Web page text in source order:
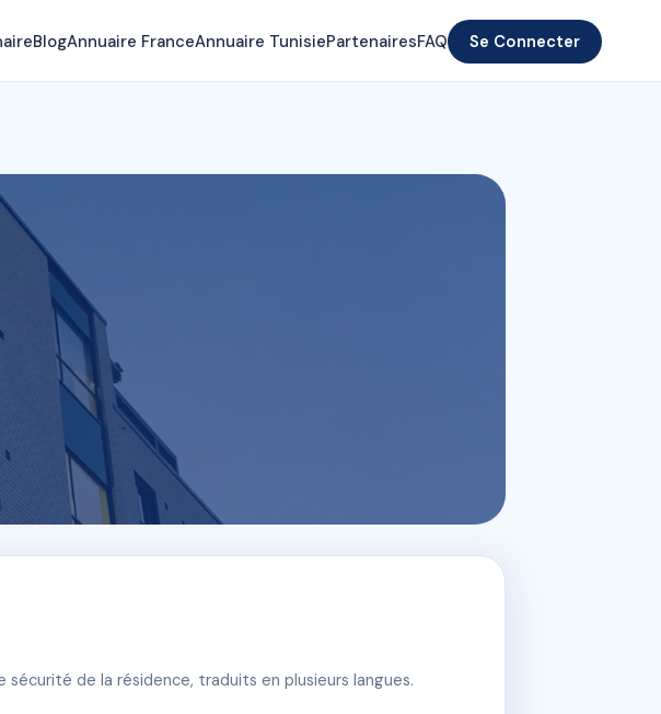
BlogAnnuaire FranceAnnuaire TunisiePartenairesFAQ Se Connecter
de la résidence, traduits en plusieurs langues.